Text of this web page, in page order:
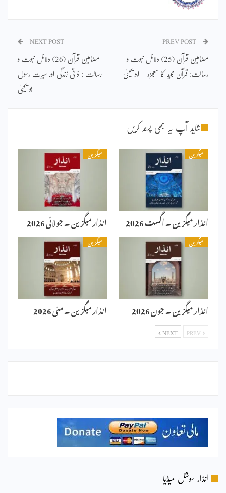
مضامین قرآن (25) دلائل نبوت و
رسالت: قرآن مجید کا معجزہ ۔ ابو یحییٰ
NEXT POST
مضامین قرآن (26) دلائل نبوت و
رسالت : ذاتی زندگی اور سیرت رسول
۔ ابو یحییٰ
شاید آپ یہ بھی پسند کریں
میگزین
انذار میگزین ۔ اگست 2026
میگزین
انذار میگزین ۔ جولائی 2026
میگزین
انذار میگزین ۔ جون 2026
میگزین
انذار میگزین ۔ مئی 2026
NEXT
انذار سوشل میڈیا